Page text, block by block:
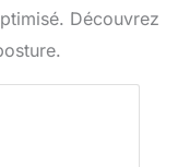
Découvrez